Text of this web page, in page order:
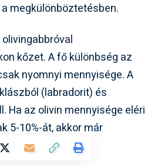
megkülönböztetésben.
kőzet. A fő különbség az
nyomnyi mennyisége. A
(labradorit) és
Ha az olivin mennyisége eléri
5-10%-át, akkor már